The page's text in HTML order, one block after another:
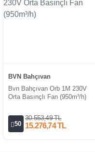
BVN Bahçıvan
Bvn Bahçıvan Orb 1M 230V
Orta Basınçlı Fan (950m³/h)
50
30.553,49 TL
15.276,74 TL